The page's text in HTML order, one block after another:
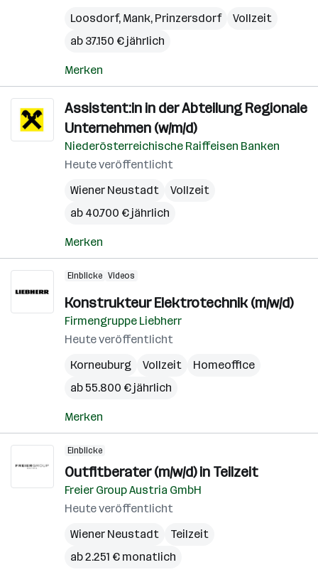
Loosdorf, Mank, Prinzersdorf
Vollzeit
ab 37.150 € jährlich
Merken
Assistent:in in der Abteilung Regionale
Unternehmen (w/m/d)
Niederösterreichische Raiffeisen Banken
Heute veröffentlicht
Wiener Neustadt
Vollzeit
ab 40.700 € jährlich
Merken
Einblicke Videos
Konstrukteur Elektrotechnik (m/w/d)
Firmengruppe Liebherr
Heute veröffentlicht
Korneuburg
Vollzeit
Homeoffice
ab 55.800 € jährlich
Merken
Einblicke
Outfitberater (m/w/d) in Teilzeit
Freier Group Austria GmbH
Heute veröffentlicht
Wiener Neustadt
Teilzeit
ab 2.251 € monatlich